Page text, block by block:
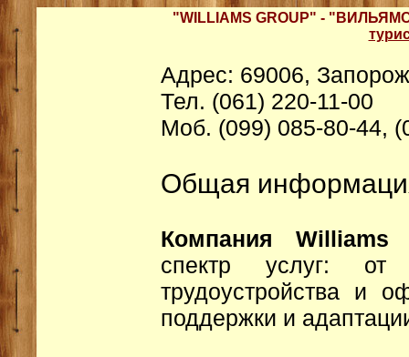
"WILLIAMS GROUP" -
Адрес: 69006,
Тел. (061) 220-11-00
Моб. (099) 085-80-44,
Общая
Компания Williams
спектр услуг: от
трудоустройства и
поддержки и